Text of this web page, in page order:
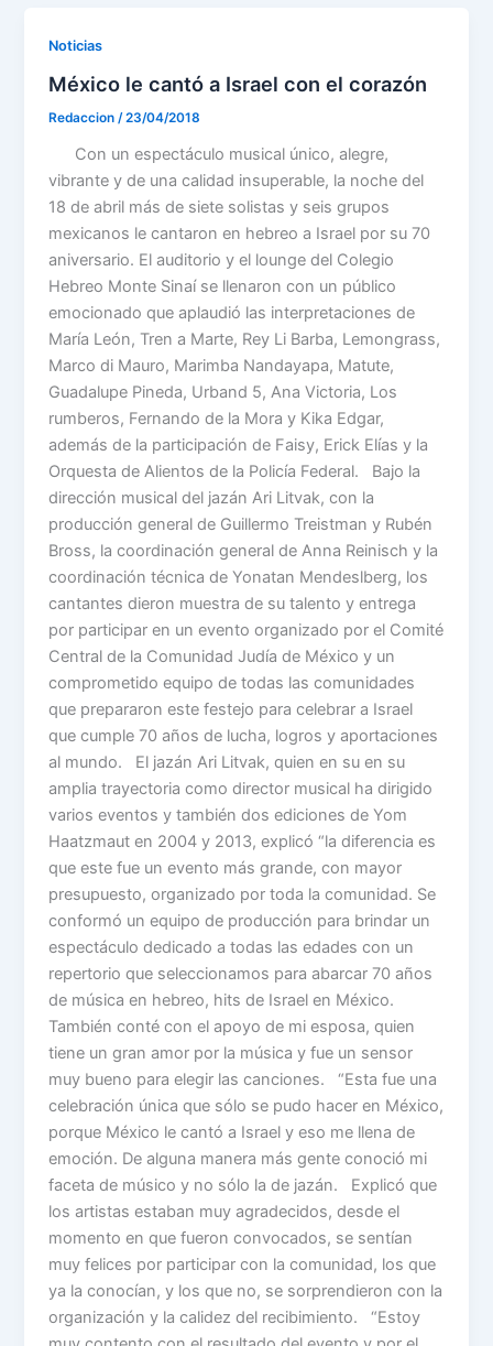
Noticias
México le cantó a Israel con el corazón
Redaccion/23/04/2018
Con un espectáculo musical único, alegre,
vibrante y de una calidad insuperable, la noche del
18 de abril más de siete solistas y seis grupos
mexicanos le cantaron en hebreo a Israel por su 70
aniversario. El auditorio y el lounge del Colegio
Hebreo Monte Sinaí se llenaron con un público
emocionado que aplaudió las interpretaciones de
María León, Tren a Marte, Rey Li Barba, Lemongrass,
Marco di Mauro, Marimba Nandayapa, Matute,
Guadalupe Pineda, Urband 5, Ana Victoria, Los
rumberos, Fernando de la Mora y Kika Edgar,
además de la participación de Faisy, Erick Elías y la
Orquesta de Alientos de la Policía Federal. Bajo la
dirección musical del jazán Ari Litvak, con la
producción general de Guillermo Treistman y Rubén
Bross, la coordinación general de Anna Reinisch y la
coordinación técnica de Yonatan Mendeslberg, los
cantantes dieron muestra de su talento y entrega
por participar en un evento organizado por el Comité
Central de la Comunidad Judía de México y un
comprometido equipo de todas las comunidades
que prepararon este festejo para celebrar a Israel
que cumple 70 años de lucha, logros y aportaciones
al mundo. El jazán Ari Litvak, quien en su en su
amplia trayectoria como director musical ha dirigido
varios eventos y también dos ediciones de Yom
Haatzmaut en 2004 y 2013, explicó “la diferencia es
que este fue un evento más grande, con mayor
presupuesto, organizado por toda la comunidad. Se
conformó un equipo de producción para brindar un
espectáculo dedicado a todas las edades con un
repertorio que seleccionamos para abarcar 70 años
de música en hebreo, hits de Israel en México.
También conté con el apoyo de mi esposa, quien
tiene un gran amor por la música y fue un sensor
muy bueno para elegir las canciones. “Esta fue una
celebración única que sólo se pudo hacer en México,
porque México le cantó a Israel y eso me llena de
emoción. De alguna manera más gente conoció mi
faceta de músico y no sólo la de jazán. Explicó que
los artistas estaban muy agradecidos, desde el
momento en que fueron convocados, se sentían
muy felices por participar con la comunidad, los que
ya la conocían, y los que no, se sorprendieron con la
organización y la calidez del recibimiento. “Estoy